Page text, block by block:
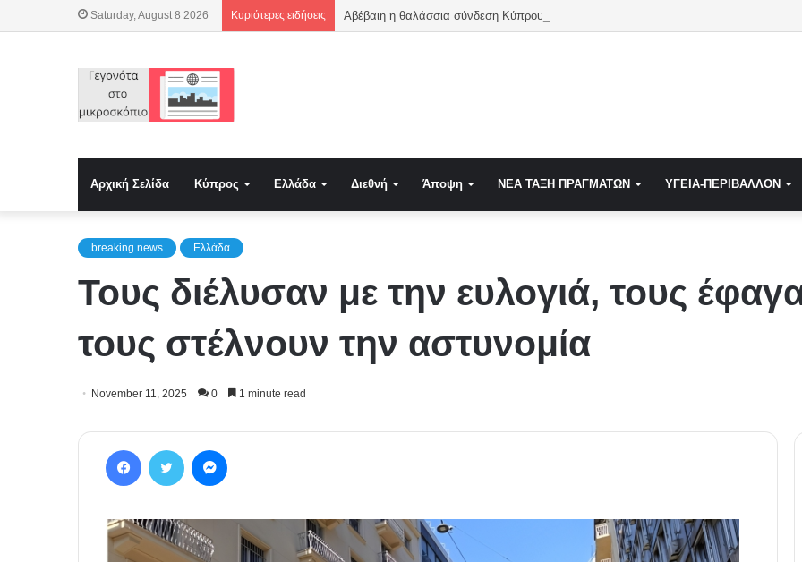
Saturday, August 8 2026 Κυριότερες ειδήσεις Αβέβαιη η θαλάσσια σύνδεση Κύπρου-Ελλάδας – Το 2027 ίσως η τελευταία χρονιά
Αρχική Σελίδα Κύπρος Ελλάδα Διεθνή Άποψη NEA TAΞΗ ΠΡΑΓΜΑΤΩΝ ΥΓΕΙΑ-ΠΕΡΙΒΑΛΛΟΝ
breaking news Ελλάδα
Τους διέλυσαν με την ευλογιά, τους
τους στέλνουν την αστυνομία
November 11, 2025 0 1 minute read
Facebook Twitter